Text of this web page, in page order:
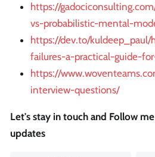
https://
vs-probabilistic-mental-
https://dev.to/
failures-a-practical-guide-
https://
interview-questions/
Let's stay in touch and Follow
updates